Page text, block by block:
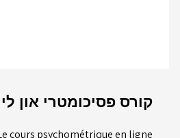
קורס פסיכומטרי און
cours psychométrique en ligne